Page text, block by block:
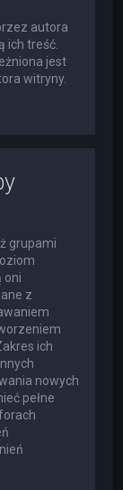
autora
ich treść.
jest
witryny.
grupami
oni
z
ich
nowych
pełne